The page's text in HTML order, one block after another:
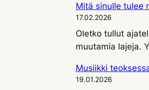
musiikkia
ja
maalaiskylän
tunnelmaa
–
Eino
Mitä sinulle tulee
17.02.2026
Oletko tullut
muutamia lajeja.
Musiikki
19.01.2026